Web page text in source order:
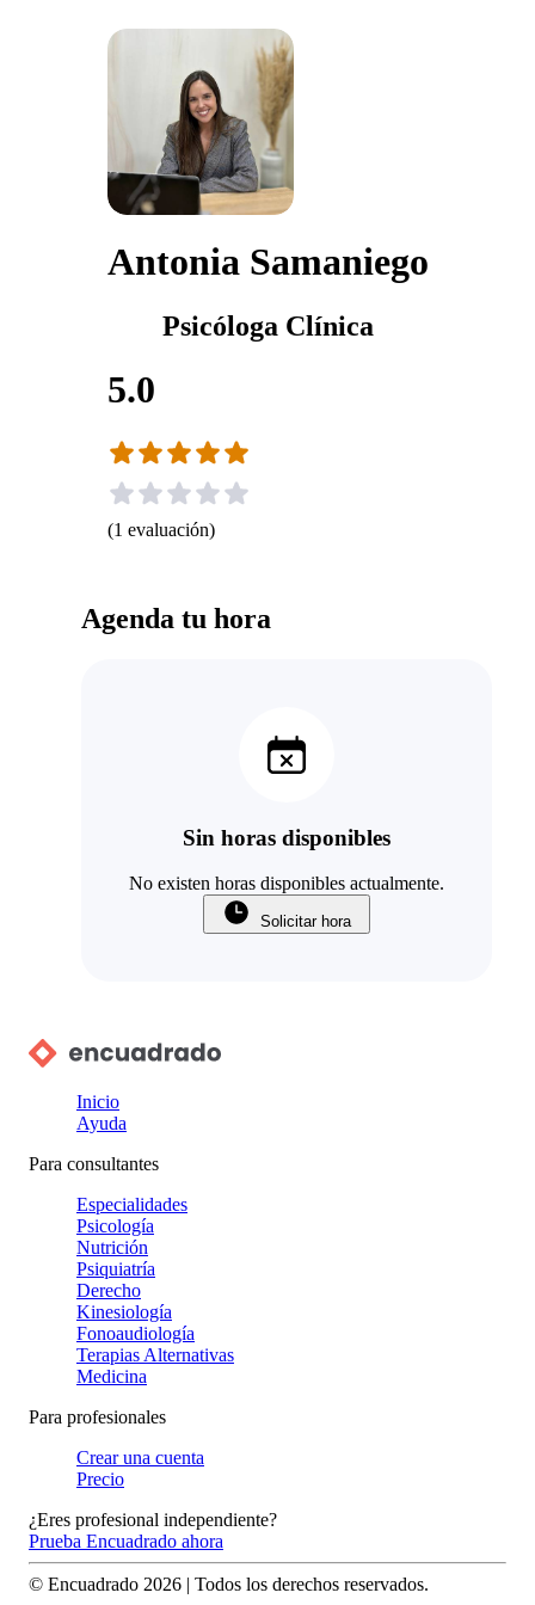
Antonia Samaniego
Psicóloga Clínica
5.0
(1 evaluación)
Agenda tu hora
Sin horas disponibles
No existen horas disponibles actualmente.
Solicitar hora
Inicio
Ayuda
Para consultantes
Especialidades
Psicología
Nutrición
Psiquiatría
Derecho
Kinesiología
Fonoaudiología
Terapias Alternativas
Medicina
Para profesionales
Crear una cuenta
Precio
¿Eres profesional independiente?
Prueba Encuadrado ahora
© Encuadrado 2026 | Todos los derechos reservados.